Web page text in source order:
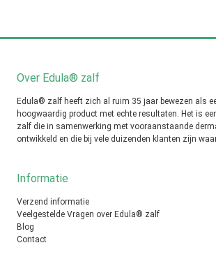
Over Edula® zalf
Edula® zalf heeft zich al ruim 35 jaar bewezen als
hoogwaardig product met echte resultaten. Het is
zalf die in samenwerking met vooraanstaande
ontwikkeld en die bij vele duizenden klanten zijn
Informatie
Verzend informatie
Veelgestelde Vragen over Edula® zalf
Blog
Contact